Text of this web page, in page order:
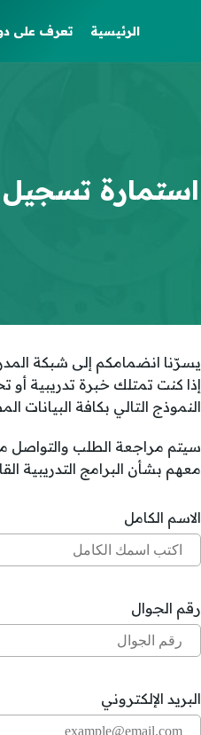
الرئيسية تعرف على
استمارة تسجيل
يسرّنا انضمامكم إلى شبكة
إذا كنت تمتلك خبرة تدريبية
النموذج التالي بكافة البيانات
سيتم مراجعة الطلب والتواصل
معهم بشأن البرامج التدريبية
الاسم الكامل
رقم الجوال
البريد الإلكتروني